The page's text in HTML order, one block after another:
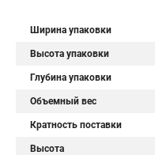
Ширина упаковки
Высота упаковки
Глубина упаковки
Объемный вес
Кратность поставки
Высота